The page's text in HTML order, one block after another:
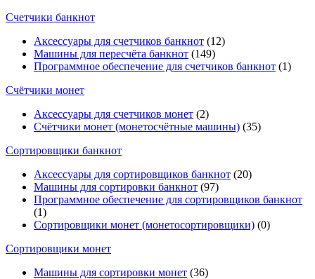
Счетчики банкнот
Аксессуары для счетчиков банкнот (12)
Машины для пересчёта банкнот (149)
Программное обеспечение для счетчиков банкнот (1)
Счётчики монет
Аксессуары для счетчиков монет (2)
Счётчики монет (монетосчётные машины) (35)
Cортировщики банкнот
Аксессуары для сортировщиков банкнот (20)
Машины для сортировки банкнот (97)
Программное обеспечение для сортировщиков банкнот
(1)
Сортировщики монет (монетосортировщики) (0)
Сортировщики монет
Машины для сортировки монет (36)